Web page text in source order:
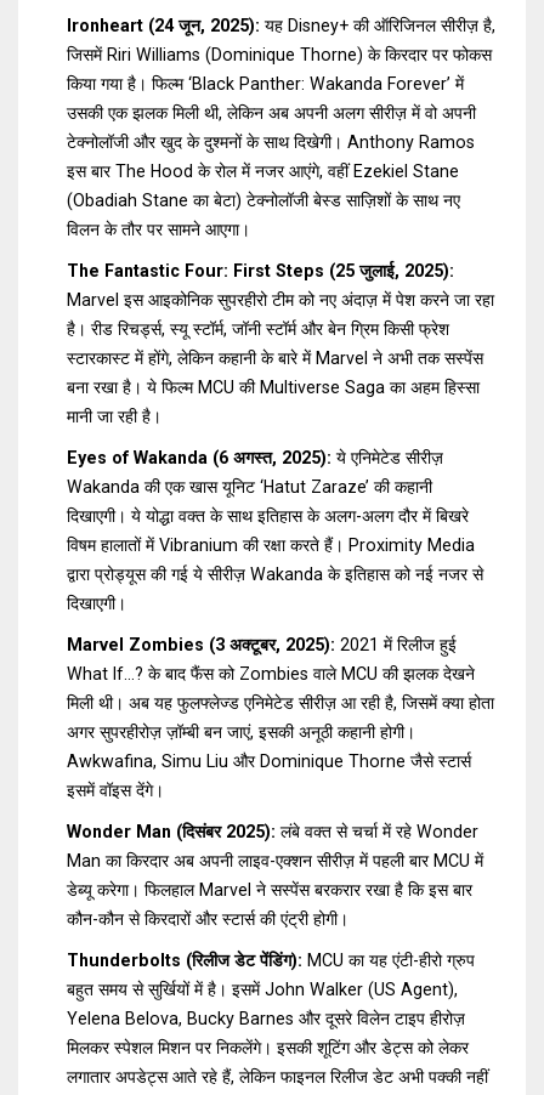
Ironheart (24 जून, 2025): यह Disney+ की ऑरिजिनल सीरीज़ है,
जिसमें Riri Williams (Dominique Thorne) के किरदार पर फोकस
किया गया है। फिल्म ‘Black Panther: Wakanda Forever’ में
उसकी एक झलक मिली थी, लेकिन अब अपनी अलग सीरीज़ में वो अपनी
टेक्नोलॉजी और खुद के दुश्मनों के साथ दिखेगी। Anthony Ramos
इस बार The Hood के रोल में नजर आएंगे, वहीं Ezekiel Stane
(Obadiah Stane का बेटा) टेक्नोलॉजी बेस्ड साज़िशों के साथ नए
विलन के तौर पर सामने आएगा।
The Fantastic Four: First Steps (25 जुलाई, 2025):
Marvel इस आइकोनिक सुपरहीरो टीम को नए अंदाज़ में पेश करने जा रहा
है। रीड रिचर्ड्स, स्यू स्टॉर्म, जॉनी स्टॉर्म और बेन ग्रिम किसी फ्रेश
स्टारकास्ट में होंगे, लेकिन कहानी के बारे में Marvel ने अभी तक सस्पेंस
बना रखा है। ये फिल्म MCU की Multiverse Saga का अहम हिस्सा
मानी जा रही है।
Eyes of Wakanda (6 अगस्त, 2025): ये एनिमेटेड सीरीज़
Wakanda की एक खास यूनिट ‘Hatut Zaraze’ की कहानी
दिखाएगी। ये योद्धा वक्त के साथ इतिहास के अलग-अलग दौर में बिखरे
विषम हालातों में Vibranium की रक्षा करते हैं। Proximity Media
द्वारा प्रोड्यूस की गई ये सीरीज़ Wakanda के इतिहास को नई नजर से
दिखाएगी।
Marvel Zombies (3 अक्टूबर, 2025): 2021 में रिलीज हुई
What If...? के बाद फैंस को Zombies वाले MCU की झलक देखने
मिली थी। अब यह फुलफ्लेज्ड एनिमेटेड सीरीज़ आ रही है, जिसमें क्या होता
अगर सुपरहीरोज़ ज़ॉम्बी बन जाएं, इसकी अनूठी कहानी होगी।
Awkwafina, Simu Liu और Dominique Thorne जैसे स्टार्स
इसमें वॉइस देंगे।
Wonder Man (दिसंबर 2025): लंबे वक्त से चर्चा में रहे Wonder
Man का किरदार अब अपनी लाइव-एक्शन सीरीज़ में पहली बार MCU में
डेब्यू करेगा। फिलहाल Marvel ने सस्पेंस बरकरार रखा है कि इस बार
कौन-कौन से किरदारों और स्टार्स की एंट्री होगी।
Thunderbolts (रिलीज डेट पेंडिंग): MCU का यह एंटी-हीरो ग्रुप
बहुत समय से सुर्खियों में है। इसमें John Walker (US Agent),
Yelena Belova, Bucky Barnes और दूसरे विलेन टाइप हीरोज़
मिलकर स्पेशल मिशन पर निकलेंगे। इसकी शूटिंग और डेट्स को लेकर
लगातार अपडेट्स आते रहे हैं, लेकिन फाइनल रिलीज डेट अभी पक्की नहीं